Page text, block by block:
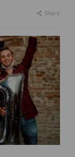
Share